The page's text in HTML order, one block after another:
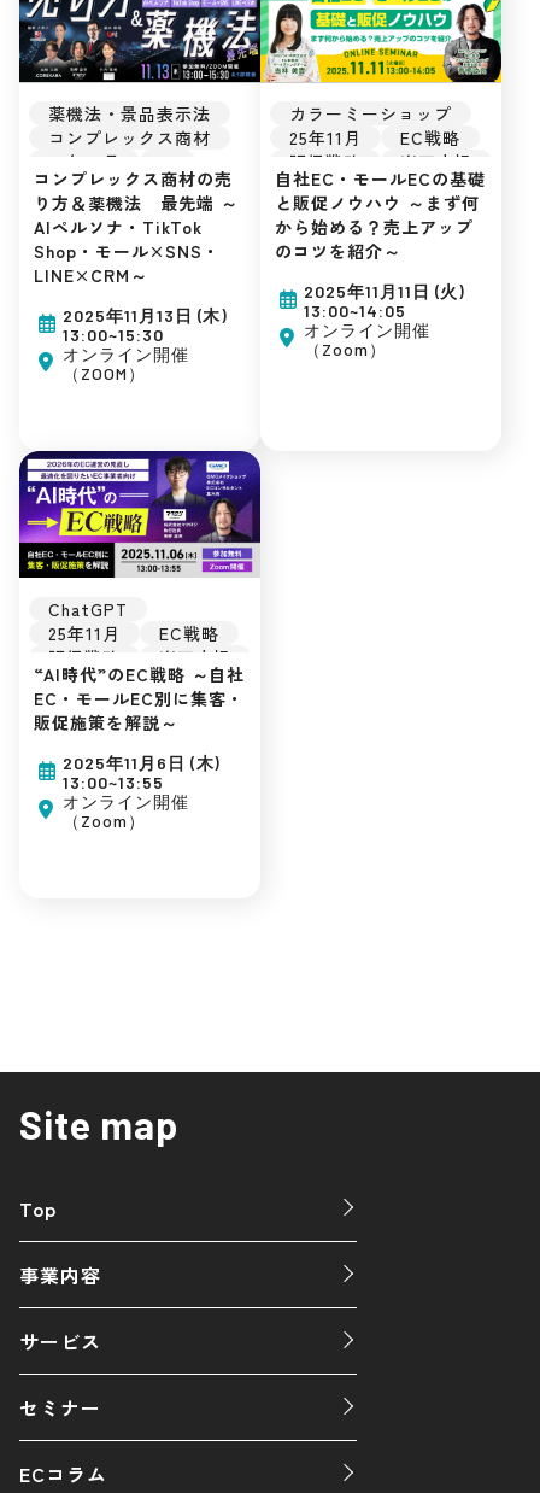
薬機法・景品表示法
コンプレックス商材
25年11月
SNS
LINE
EC戦略
販促戦略
TikTok
最新トレンド
CRM
楽天市場
Amazon
Yahoo!ショッピング
Qoo10
D2C
SNSマーケティング
広告運用
集客ノウハウ
コンプレックス商材の売
り方＆薬機法 最先端 ～
AIペルソナ・TikTok
Shop・モール×SNS・
LINE×CRM～
2025年11月13日 (木)
13:00~15:30
オンライン開催
（ZOOM）
カラーミーショップ
25年11月
EC戦略
販促戦略
楽天市場
Amazon
D2C
SNSマーケティング
自社EC
初めてのEC
広告運用
集客ノウハウ
自社EC・モールECの基礎
と販促ノウハウ ～まず何
から始める？売上アップ
のコツを紹介～
2025年11月11日 (火)
13:00~14:05
オンライン開催
（Zoom）
ChatGPT
25年11月
EC戦略
販促戦略
楽天市場
Amazon
D2C
SNSマーケティング
自社EC
初めてのEC
広告運用
集客ノウハウ
“AI時代”のEC戦略 ～自社
EC・モールEC別に集客・
販促施策を解説～
2025年11月6日 (木)
13:00~13:55
オンライン開催
（Zoom）
Site map
Top
事業内容
サービス
セミナー
ECコラム